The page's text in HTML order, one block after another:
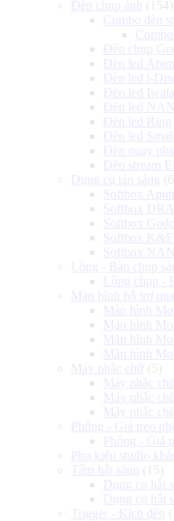
Đèn chụp ảnh
(154)
Combo đèn
Đèn chụp
Đèn led
Đèn led i-
Đèn led Iwata
Đèn led
Đèn led Ring
Đèn led
Đèn quay
Đèn stream
Dụng cụ tản sáng
Softbox
Softbox
Softbox
Softbox K&F
Softbox
Lồng - Bàn chụp
Lồng chụp -
Màn hình hỗ trợ
Màn hình
Màn hình
Màn hình
Màn hình
Máy nhắc chữ (5)
Máy nhắc
Máy nhắc
Máy nhắc
Phông - Giá treo
Phông - Giá
Phụ kiện studio khác
Tấm hắt sáng (15)
Dụng cụ hắt
Dụng cụ hắt
Trigger - Kích đèn